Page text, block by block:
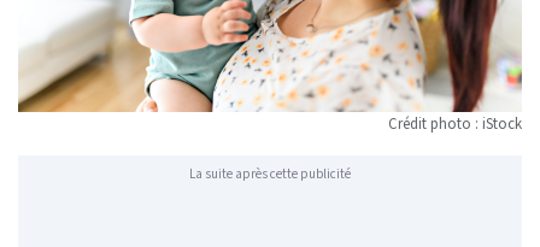
Crédit photo : iStock
La suite après cette publicité